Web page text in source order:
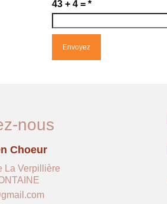
43 + 4 = *
nous
Choeur
La Verpillière